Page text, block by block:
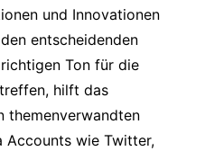
und Innovationen
entscheidenden
Ton für die
hilft das
themenverwandten
Accounts wie Twitter,